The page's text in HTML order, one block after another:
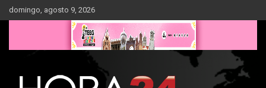
Saltar
al
domingo, agosto 9, 2026